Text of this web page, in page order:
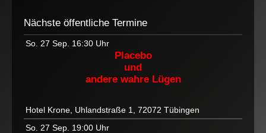
Nächste öffentliche Termine
So. 27 Sep. 16:30 Uhr
Placebo
und
andere wahre Lügen
Hotel Krone, Uhlandstraße 1, 72072 Tübingen
So. 27 Sep. 19:00 Uhr